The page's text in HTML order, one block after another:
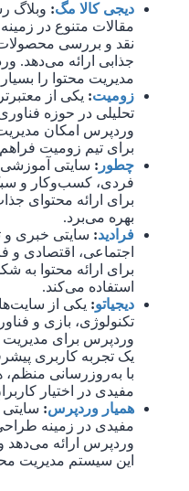
دیجی ‌کالا مگ: وبلاگ
مقالات متنوع در
نقد و بررسی
جذابی ارائه می‌دهد.
مدیریت محتوا را
زومیت: یکی از
تحلیلی در حوزه
وردپرس امکان مدیریت
برای تیم زومیت
چطور : سایتی
فردی، کسب‌وکار و
برای ارائه محتوای
بهره می‌برد.
فرادید: سایتی خبری و
اجتماعی، اقتصادی و
برای ارائه محتوا به
استفاده می‌کند.
دیجیاتو: یکی از
تکنولوژی، بازی و
وردپرس برای مدیریت
یک تجربه کاربری
با به‌روزرسانی منظم،
مفیدی در اختیار
همیار وردپرس:
مفیدی در زمینه
وردپرس ارائه می‌دهد
این سیستم مدیریت